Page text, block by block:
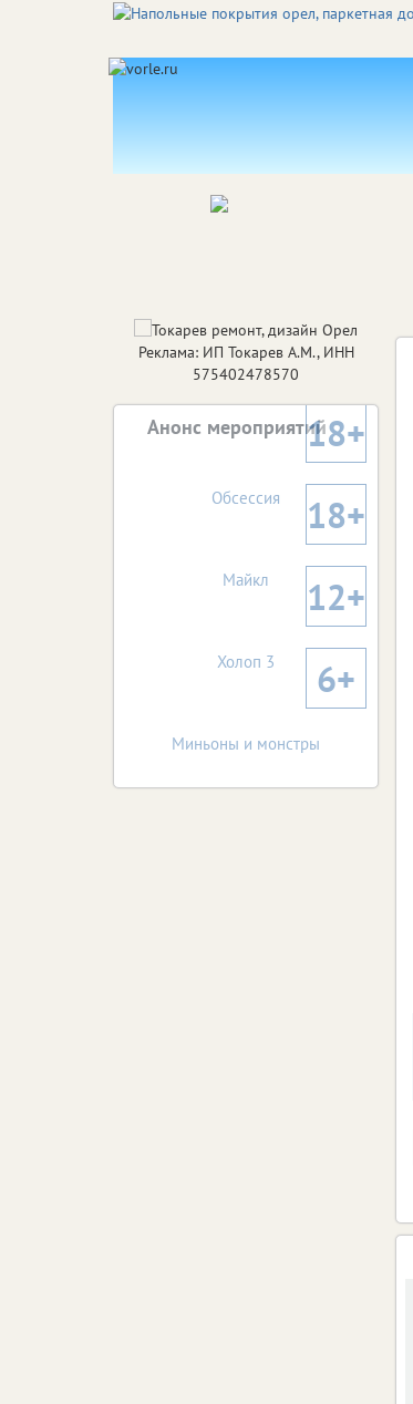
Реклама: ИП Токарев А.М., ИНН
575402478570
Анонс мероприятий18+
Обсессия 18+
Майкл 12+
Холоп 3 6+
Миньоны и монстры